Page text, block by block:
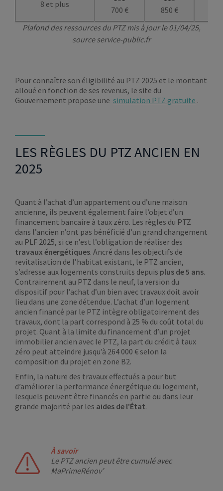
8 et plus
700 €
850 €
Plafond des ressources du PTZ mis à jour le 01/04/25,
source service-public.fr
Pour connaître son éligibilité au PTZ 2025 et le montant
alloué en fonction de ses revenus, le site du
Gouvernement propose une simulation PTZ gratuite .
LES RÈGLES DU PTZ ANCIEN EN
2025
Quant à l’achat d’un appartement ou d’une maison
ancienne, ils peuvent également faire l’objet d’un
financement bancaire à taux zéro. Les règles du PTZ
dans l’ancien n’ont pas bénéficié d’un grand changement
au PLF 2025, si ce n’est l’obligation de réaliser des
travaux énergétiques. Ancré dans les objectifs de
revitalisation de l’habitat existant, le PTZ ancien,
s’adresse aux logements construits depuis plus de 5 ans.
Contrairement au PTZ dans le neuf, la version du
dispositif pour l’achat d’un bien avec travaux doit avoir
lieu dans une zone détendue. L’achat d’un logement
ancien financé par le PTZ intègre obligatoirement des
travaux, dont la part correspond à 25 % du coût total du
projet. Quant à la limite du financement d’un projet
immobilier ancien avec le PTZ, la part du crédit à taux
zéro peut atteindre jusqu’à 264 000 € selon la
composition du projet en zone B2.
Enfin, la nature des travaux effectués a pour but
d’améliorer la performance énergétique du logement,
lesquels peuvent être financés en partie ou dans leur
grande majorité par les aides de l’État.
À savoir
Le PTZ ancien peut être cumulé avec
MaPrimeRénov’